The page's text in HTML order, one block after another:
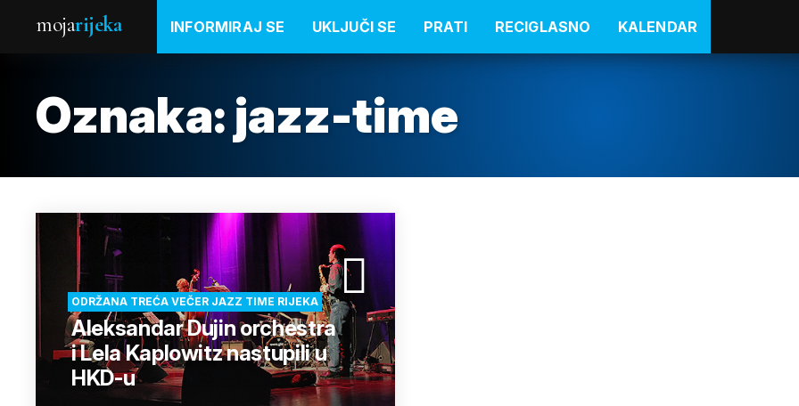
mojarijeka INFORMIRAJ SE UKLJUČI SE PRATI RECIGLASNO KALENDAR
Oznaka: jazz-time
ODRŽANA TREĆA VEČER JAZZ TIME RIJEKA
Aleksandar Dujin orchestra
i Lela Kaplowitz nastupili u
HKD-u